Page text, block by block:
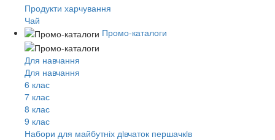
Продукти харчування
Чай
Промо-каталоги
Для навчання
Для навчання
6 клас
7 клас
8 клас
9 клас
Набори для майбутніх дiвчаток першачкiв